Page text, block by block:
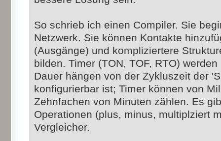
So schrieb ich einen Compiler. Sie
Netzwerk. Sie können Kontakte
(Ausgänge) und kompliziertere
bilden. Timer (TON, TOF, RTO)
Dauer hängen von der Zykluszeit der
konfigurierbar ist; Timer können von
Zehnfachen von Minuten zählen. Es
Operationen (plus, minus, multiplziert
Vergleicher.